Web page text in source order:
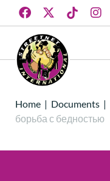
Home | Documents |
борьба с бедностью